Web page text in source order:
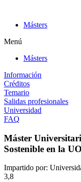
contenidoMásters
Menú
Másters
Información
Créditos
Temario
Salidas profesionales
Universidad
FAQ
Máster
Sostenible en la
Impartido por:
3,8